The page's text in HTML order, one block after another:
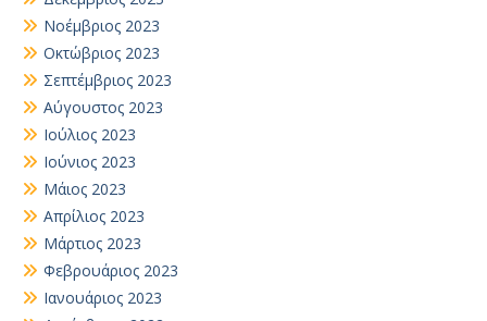
Νοέμβριος 2023
Οκτώβριος 2023
Σεπτέμβριος 2023
Αύγουστος 2023
Ιούλιος 2023
Ιούνιος 2023
Μάιος 2023
Απρίλιος 2023
Μάρτιος 2023
Φεβρουάριος 2023
Ιανουάριος 2023